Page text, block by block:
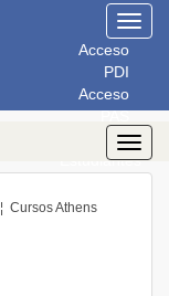
Acceso
PDI
Acceso
PAS
Acceso
Estudiantes
¦ Cursos Athens